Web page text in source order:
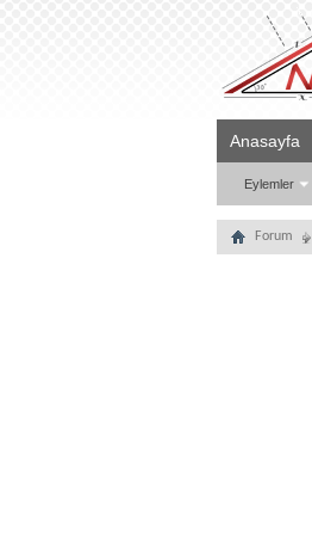
Anasayfa
Eylemler
Forum